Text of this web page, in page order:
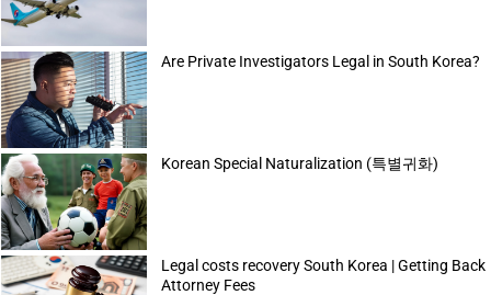
Are Private Investigators Legal in South Korea?
Korean Special Naturalization (특별귀화)
Legal costs recovery South Korea | Getting Back
Attorney Fees